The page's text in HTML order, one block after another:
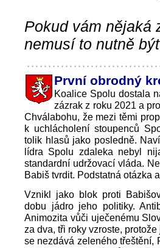
Pokud vám nějaká
nemusí to nutně
První obrodný
Koalice Spolu dostala
zázrak z roku 2021 a
Chválabohu, že mezi těmi
k uchlácholení stoupenců
tolik hlasů jako posledně.
lídra Spolu zdaleka nebyl
standardní udržovací vláda.
Babiš tvrdit. Podstatná otázka
Vznikl jako blok proti
dobu jádro jeho politiky.
Animozita vůči uječenému
za dva, tři roky vzroste,
se nezdává zeleného třeštění,